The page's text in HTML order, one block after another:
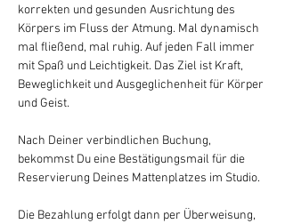
korrekten und gesunden Ausrichtung des
Körpers im Fluss der Atmung. Mal dynamisch
mal fließend, mal ruhig. Auf jeden Fall immer
mit Spaß und Leichtigkeit. Das Ziel ist Kraft,
Beweglichkeit und Ausgeglichenheit für Körper
und Geist.
Nach Deiner verbindlichen Buchung,
bekommst Du eine Bestätigungsmail für die
Reservierung Deines Mattenplatzes im Studio.
Die Bezahlung erfolgt dann per Überweisung,